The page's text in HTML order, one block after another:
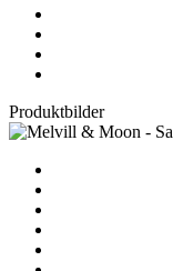
Produktbilder